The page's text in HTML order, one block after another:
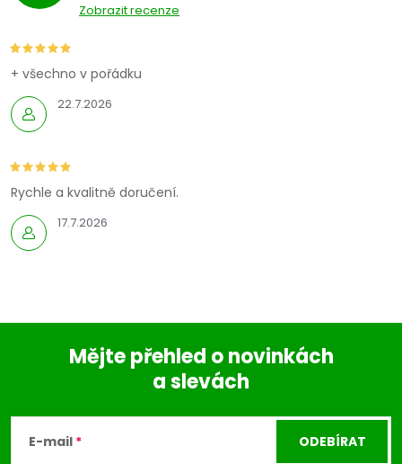
Zobrazit recenze
22.7.2026
+ všechno v pořádku
17.7.2026
Rychle a kvalitně doručení.
Mějte přehled o novinkách
a slevách
E-mail ODEBÍRAT